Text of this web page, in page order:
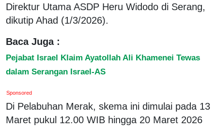
Direktur Utama ASDP Heru Widodo di Serang,
dikutip Ahad (1/3/2026).
Baca Juga :
Pejabat Israel Klaim Ayatollah Ali Khamenei Tewas
dalam Serangan Israel-AS
Sponsored
Di Pelabuhan Merak, skema ini dimulai pada 13
Maret pukul 12.00 WIB hingga 20 Maret 2026